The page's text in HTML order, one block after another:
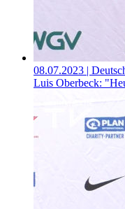
08.07.2023 |
Luis Oberbeck: